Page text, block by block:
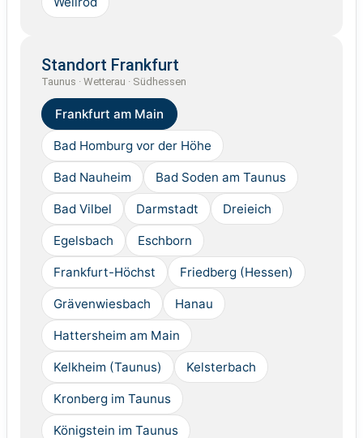
Standort Frankfurt
Taunus · Wetterau · Südhessen
Frankfurt am Main
Bad Homburg vor der Höhe
Bad Nauheim Bad Soden am Taunus
Bad Vilbel Darmstadt Dreieich
Egelsbach Eschborn
Frankfurt-Höchst Friedberg (Hessen)
Grävenwiesbach Hanau
Hattersheim am Main
Kelkheim (Taunus) Kelsterbach
Kronberg im Taunus
Königstein im Taunus